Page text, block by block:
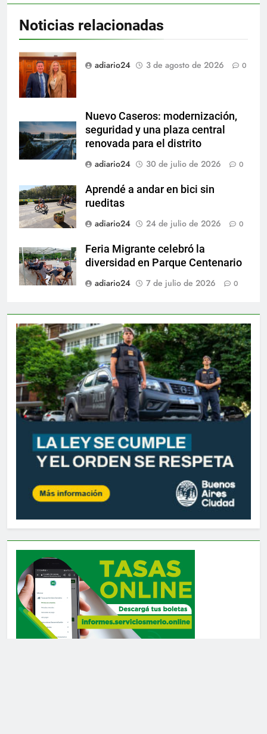
Noticias relacionadas
adiario24 3 de agosto de 2026 0
Nuevo Caseros: modernización,
seguridad y una plaza central
renovada para el distrito
adiario24
30 de julio de 2026 0
Aprendé a andar en bici sin
rueditas
adiario24
24 de julio de 2026 0
Feria Migrante celebró la
diversidad en Parque Centenario
adiario24
7 de julio de 2026 0